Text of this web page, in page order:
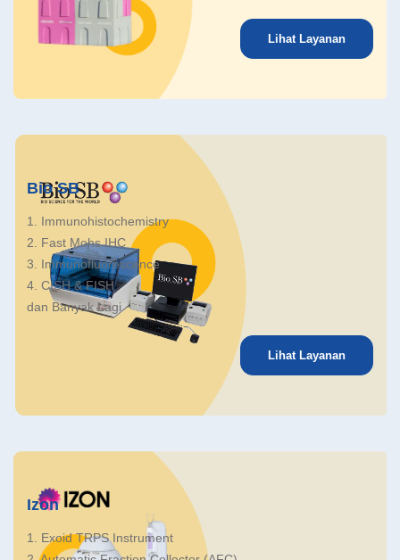
Lihat Layanan
Bio SB
1. Immunohistochemistry
2. Fast Mohs IHC
3. Immunofluorescence
4. CISH & FISH
dan Banyak Lagi
Lihat Layanan
Izon
1. Exoid TRPS Instrument